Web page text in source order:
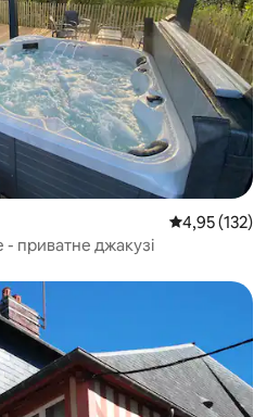
Середня
4,95 (132)
приватне джакузі